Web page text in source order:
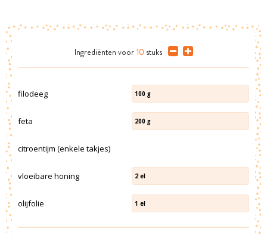
Ingrediënten voor 10 stuks
filodeeg 100 g
feta 200 g
citroentijm (enkele takjes)
vloeibare honing 2 el
olijfolie 1 el